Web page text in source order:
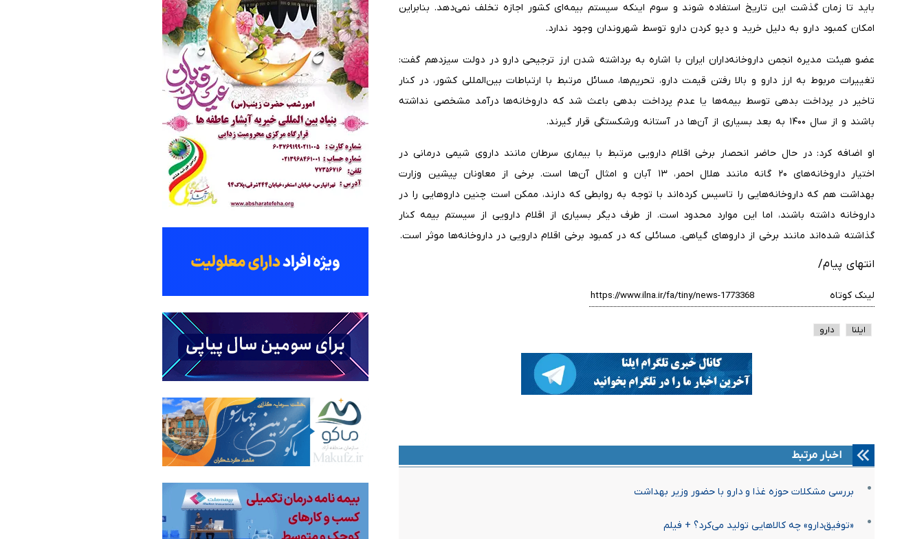
باید تا زمان گذشت این تاریخ استفاده شوند و سوم اینکه سیستم بیمه‌ای کشور اجازه تخلف نمی‌دهد. بنابراین
امکان کمبود دارو به دلیل خرید و دپو کردن دارو توسط شهروندان وجود ندارد.
عضو هیئت مدیره انجمن داروخانه‌داران ایران با اشاره به برداشته شدن ارز ترجیحی دارو در دولت سیزدهم گفت:
تغییرات مربوط به ارز دارو و بالا رفتن قیمت دارو، تحریم‌ها، مسائل مرتبط با ارتباطات بین‌المللی کشور، در کنار
تاخیر در پرداخت بدهی توسط بیمه‌ها یا عدم پرداخت بدهی باعث شد که داروخانه‌ها درآمد مشخصی نداشته
باشند و از سال ۱۴۰۰ به بعد بسیاری از آن‌ها در آستانه ورشکستگی قرار گیرند.
او اضافه کرد: در حال حاضر انحصار برخی اقلام دارویی مرتبط با بیماری سرطان مانند داروی شیمی درمانی در
اختیار داروخانه‌های ۲۰ گانه مانند هلال احمر، ۱۳ آبان و امثال آن‌ها است. برخی از معاونان پیشین وزارت
بهداشت هم که داروخانه‌هایی را تاسیس کرده‌اند با توجه به روابطی که دارند، ممکن است چنین داروهایی را در
داروخانه داشته باشند، اما این موارد محدود است. از طرف دیگر بسیاری از اقلام دارویی از سیستم بیمه کنار
گذاشته شده‌اند مانند برخی از داروهای گیاهی. مسائلی که در کمبود برخی اقلام دارویی در داروخانه‌ها موثر است.
انتهای پیام/
لینک کوتاه
ایلنا دارو
اخبار مرتبط
بررسی مشکلات حوزه غذا و دارو با حضور وزیر بهداشت
«توفیق‌دارو» چه کالاهایی تولید می‌کرد؟ + فیلم